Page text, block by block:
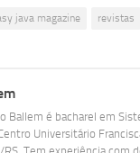
java magazine revistas
Ballem é bacharel em
Universitário